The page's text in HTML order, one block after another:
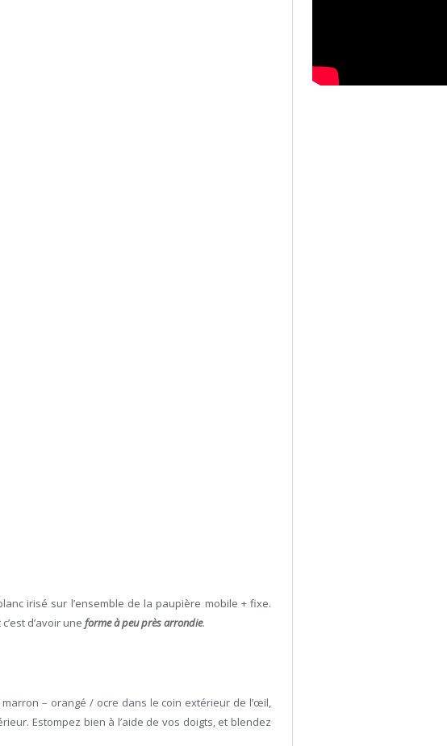
irisé sur l’ensemble de la paupière mobile + fixe.
d’avoir une forme à peu près arrondie.
– orangé / ocre dans le coin extérieur de l’œil,
Estompez bien à l’aide de vos doigts, et blendez